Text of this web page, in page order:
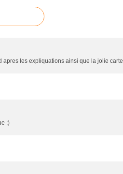
apres les expliquations ainsi que la jolie carte
:)